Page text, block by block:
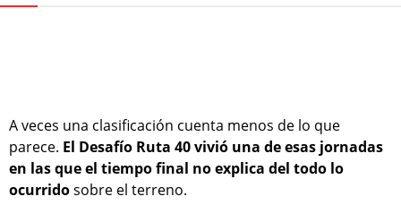
A veces una clasificación cuenta menos de lo que
parece. El Desafío Ruta 40 vivió una de esas jornadas
en las que el tiempo final no explica del todo lo
ocurridosobre el terreno.